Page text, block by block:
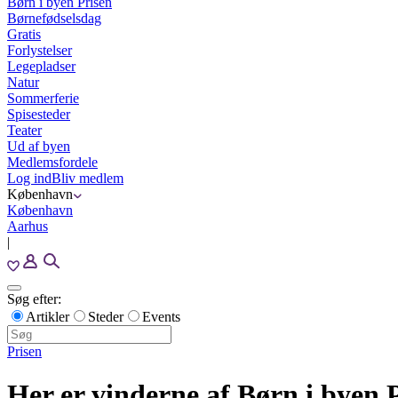
Børnefødselsdag
Gratis
Forlystelser
Legepladser
Natur
Sommerferie
Spisesteder
Teater
Ud af byen
Medlemsfordele
Log indBliv medlem
København
København
Aarhus
|
Søg efter:
Artikler
Steder Events
Prisen